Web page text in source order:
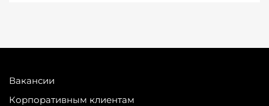
Вакансии
Корпоративным клиентам